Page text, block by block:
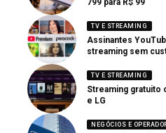
799 para R$ 99
TV E STREAMING
Assinantes
streaming sem
TV E STREAMING
Streaming gratuito
e LG
NEGÓCIOS E